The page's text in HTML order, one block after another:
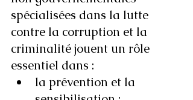
spécialisées dans la lutte
contre la corruption et la
criminalité jouent un rôle
essentiel dans :
la prévention et la